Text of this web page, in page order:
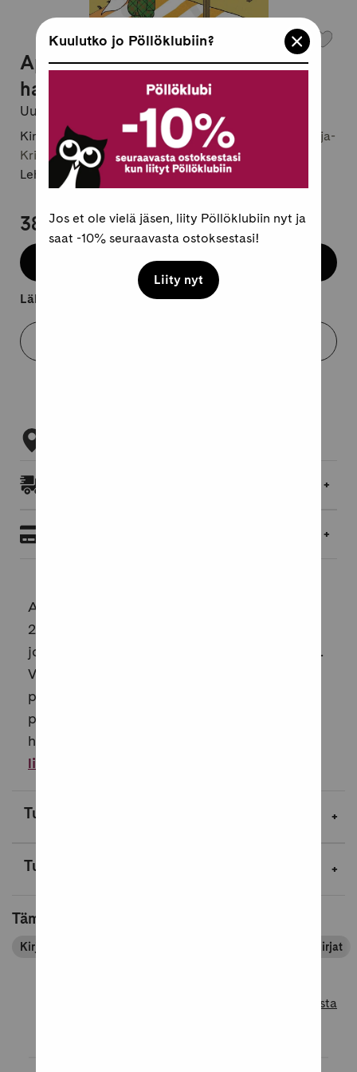
Apilatien lukukirja Eriyttävä
harjoitusvihko 2b (OPS16)
Uudet mallikirjaimet
Kirjailija:Mervi Wäre / Laura Suonranta-Hollo / Marja-
Kristiina Lerkkanen
Lehtivihko, moniste, suomi
38,95 €
Lisää koriin
Lähtee kuljetukseen 4-8 arkipäivässä.
Apilatien lukukirjan Eriyttävä harjoitusvihko
2b on helpotettu versio Harjoitusvihosta 2b,
joten vihkoja voi käyttää luokassa rinnakkain.
Vihko sopii käytettäväksi myös
pienryhmissä.Erityistä huomiota kiinnitetään
perustaitojen harjoitteluun. Vihkon tehtävät
harjoittavat sanojen ja virkkeiden oik...
lisää
Tuotekuvaus
Tuotetiedot
Tämä tuote kuuluu tuoteryhmiin
Kirjapassin tuoteryhmät Oppikirjat
Lue lisää tuotearvosteluista
Kuulutko jo Pöllöklubiin?
Jos et ole vielä jäsen, liity Pöllöklubiin nyt ja
saat -10% seuraavasta ostoksestasi!
Liity nyt